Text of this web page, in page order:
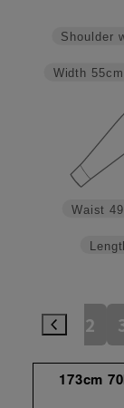
Waist
Width 55cm
Shoulder
3982
173cm